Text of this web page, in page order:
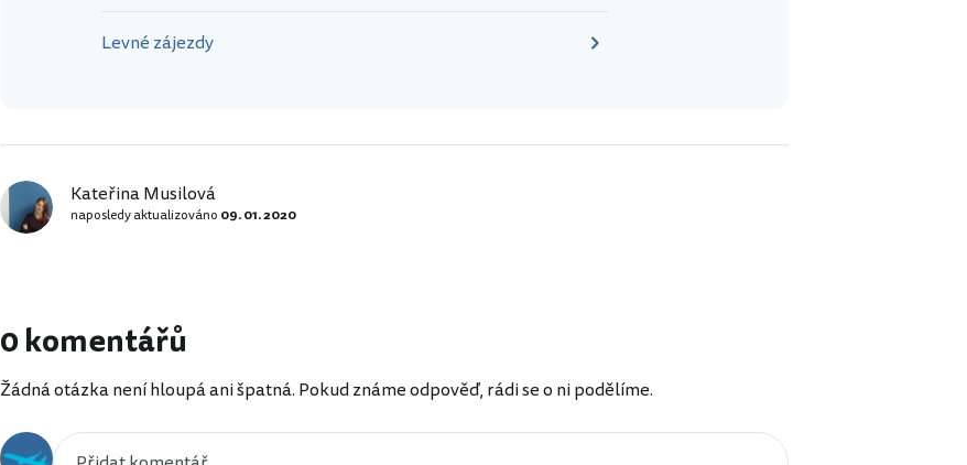
Levné zájezdy
Kateřina Musilová
naposledy aktualizováno 09. 01. 2020
0 komentářů
Žádná otázka není hloupá ani špatná. Pokud známe odpověď, rádi se o ni podělíme.